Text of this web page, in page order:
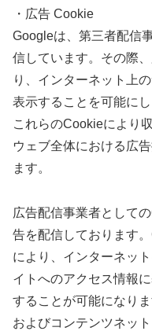
・広告 Cookie
Googleは、第三者配信
信しています。その際
り、インターネット上
表示することを可能にし
これらのCookieにより
ウェブ全体における広
ます。
広告配信事業者として
告を配信しております
により、インターネッ
イトへのアクセス情報
することが可能になり
およびコンテンツネッ